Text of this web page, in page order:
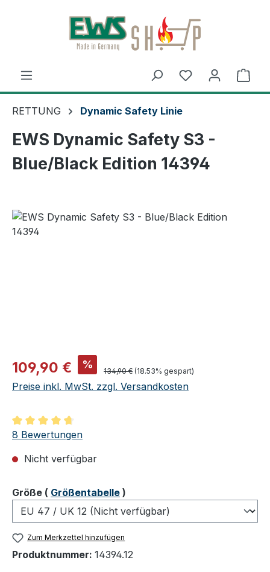
Zum Hauptinhalt springen
RETTUNG Dynamic Safety Linie
EWS Dynamic Safety S3 -
Blue/Black Edition 14394
Verkaufspreis:
109,90 € % Regulärer Preis:
134,90 € (18.53% gespart)
Preise inkl. MwSt. zzgl. Versandkosten
Durchschnittliche Bewertung von 4.75 von 5 Sternen
8 Bewertungen
Nicht verfügbar
Größeauswählen
( Größentabelle )
Zum Merkzettel hinzufügen
Produktnummer: 14394.12